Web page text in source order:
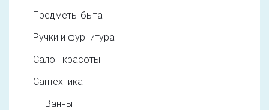
Предметы быта
Ручки и фурнитура
Салон красоты
Сантехника
Ванны